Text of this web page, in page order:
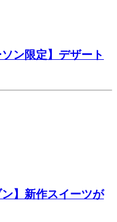
ン限定】デザート
】新作スイーツが